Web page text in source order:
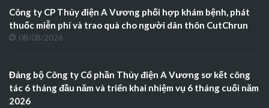
Công ty CP Thủy điện A Vương phối hợp khám bệnh, phát
thuốc miễn phí và trao quà cho người dân thôn CutChrun
08/08/2026
Đảng bộ Công ty Cổ phần Thủy điện A Vương sơ kết công
tác 6 tháng đầu năm và triển khai nhiệm vụ 6 tháng cuối năm
2026